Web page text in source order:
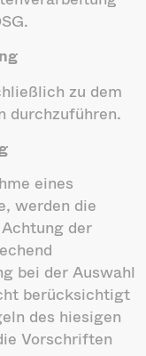
zu dem
durchzuführen.
eines
werden die
der
bei der Auswahl
berücksichtigt
des hiesigen
Vorschriften